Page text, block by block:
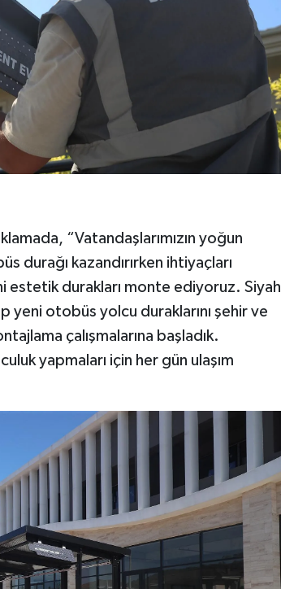
“Vatandaşlarımızın yoğun
durağı kazandırırken ihtiyaçları
estetik durakları monte ediyoruz. Siyah
yeni otobüs yolcu duraklarını şehir ve
çalışmalarına başladık.
yapmaları için her gün ulaşım